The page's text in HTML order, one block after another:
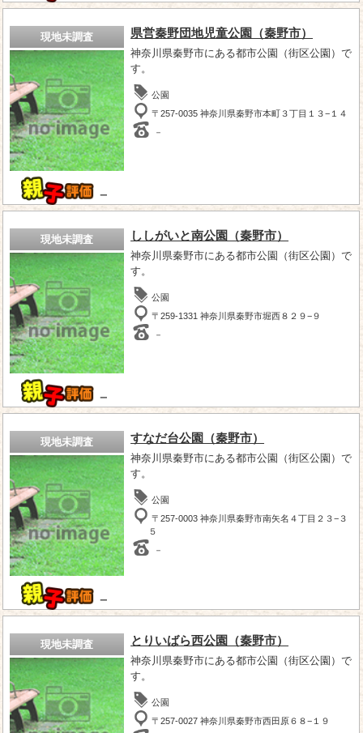
現地未調査
－
県営秦野団地児童公園（秦野市）
神奈川県秦野市にある都市公園（街区公園）で
す。
公園
〒257-0035 神奈川県秦野市本町３丁目１３−１４
－
現地未調査
－
ししがいと南公園（秦野市）
神奈川県秦野市にある都市公園（街区公園）で
す。
公園
〒259-1331 神奈川県秦野市堀西８２９−９
－
現地未調査
－
すなだ台公園（秦野市）
神奈川県秦野市にある都市公園（街区公園）で
す。
公園
〒257-0003 神奈川県秦野市南矢名４丁目２３−３
５
－
現地未調査 とりいばら西公園（秦野市）
神奈川県秦野市にある都市公園（街区公園）で
す。
公園
〒257-0027 神奈川県秦野市西田原６８−１９